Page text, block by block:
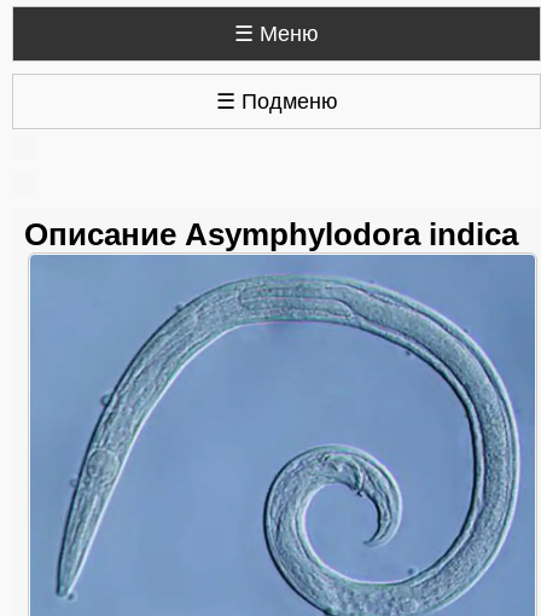
☰ Меню
☰ Подменю
Описание Asymphylodora indica